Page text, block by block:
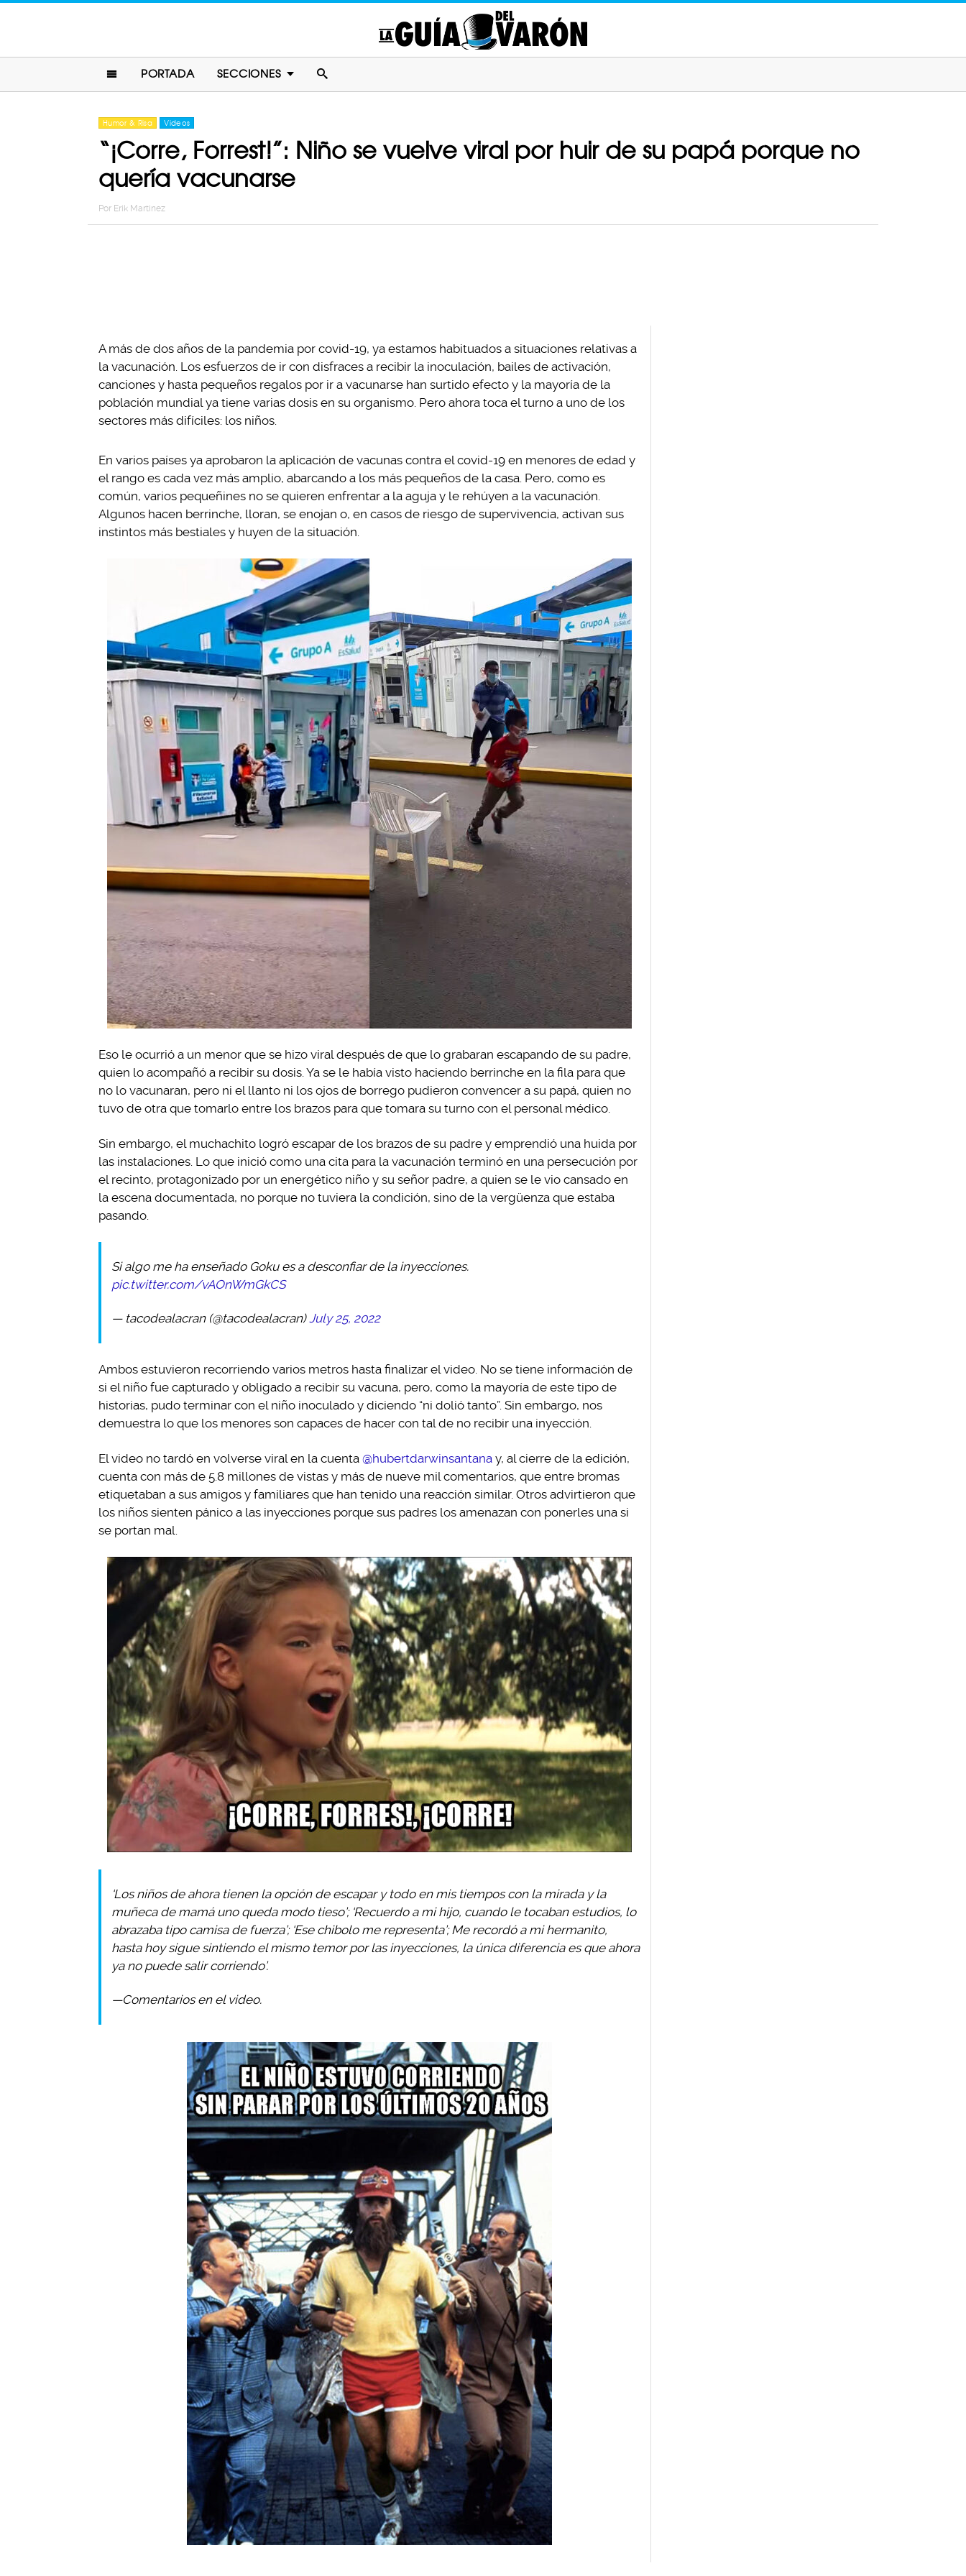
PORTADA SECCIONES
Humor & Risa Videos
“¡Corre, Forrest!”: Niño se vuelve viral por huir de su papá porque no
quería vacunarse
Por Erik Martinez
A más de dos años de la pandemia por covid-19, ya estamos habituados a situaciones relativas a
la vacunación. Los esfuerzos de ir con disfraces a recibir la inoculación, bailes de activación,
canciones y hasta pequeños regalos por ir a vacunarse han surtido efecto y la mayoría de la
población mundial ya tiene varias dosis en su organismo. Pero ahora toca el turno a uno de los
sectores más difíciles: los niños.
En varios países ya aprobaron la aplicación de vacunas contra el covid-19 en menores de edad y
el rango es cada vez más amplio, abarcando a los más pequeños de la casa. Pero, como es
común, varios pequeñines no se quieren enfrentar a la aguja y le rehúyen a la vacunación.
Algunos hacen berrinche, lloran, se enojan o, en casos de riesgo de supervivencia, activan sus
instintos más bestiales y huyen de la situación.
Eso le ocurrió a un menor que se hizo viral después de que lo grabaran escapando de su padre,
quien lo acompañó a recibir su dosis. Ya se le había visto haciendo berrinche en la fila para que
no lo vacunaran, pero ni el llanto ni los ojos de borrego pudieron convencer a su papá, quien no
tuvo de otra que tomarlo entre los brazos para que tomara su turno con el personal médico.
Sin embargo, el muchachito logró escapar de los brazos de su padre y emprendió una huida por
las instalaciones. Lo que inició como una cita para la vacunación terminó en una persecución por
el recinto, protagonizado por un energético niño y su señor padre, a quien se le vio cansado en
la escena documentada, no porque no tuviera la condición, sino de la vergüenza que estaba
pasando.
Si algo me ha enseñado Goku es a desconfiar de la inyecciones.
pic.twitter.com/vAOnWmGkCS
— tacodealacran (@tacodealacran)July 25, 2022
Ambos estuvieron recorriendo varios metros hasta finalizar el video. No se tiene información de
si el niño fue capturado y obligado a recibir su vacuna, pero, como la mayoría de este tipo de
historias, pudo terminar con el niño inoculado y diciendo “ni dolió tanto”. Sin embargo, nos
demuestra lo que los menores son capaces de hacer con tal de no recibir una inyección.
El video no tardó en volverse viral en la cuenta @hubertdarwinsantana y, al cierre de la edición,
cuenta con más de 5.8 millones de vistas y más de nueve mil comentarios, que entre bromas
etiquetaban a sus amigos y familiares que han tenido una reacción similar. Otros advirtieron que
los niños sienten pánico a las inyecciones porque sus padres los amenazan con ponerles una si
se portan mal.
‘Los niños de ahora tienen la opción de escapar y todo en mis tiempos con la mirada y la
muñeca de mamá uno queda modo tieso’; ‘Recuerdo a mi hijo, cuando le tocaban estudios, lo
abrazaba tipo camisa de fuerza’; ‘Ese chibolo me representa’; Me recordó a mi hermanito,
hasta hoy sigue sintiendo el mismo temor por las inyecciones, la única diferencia es que ahora
ya no puede salir corriendo’.
—Comentarios en el video.